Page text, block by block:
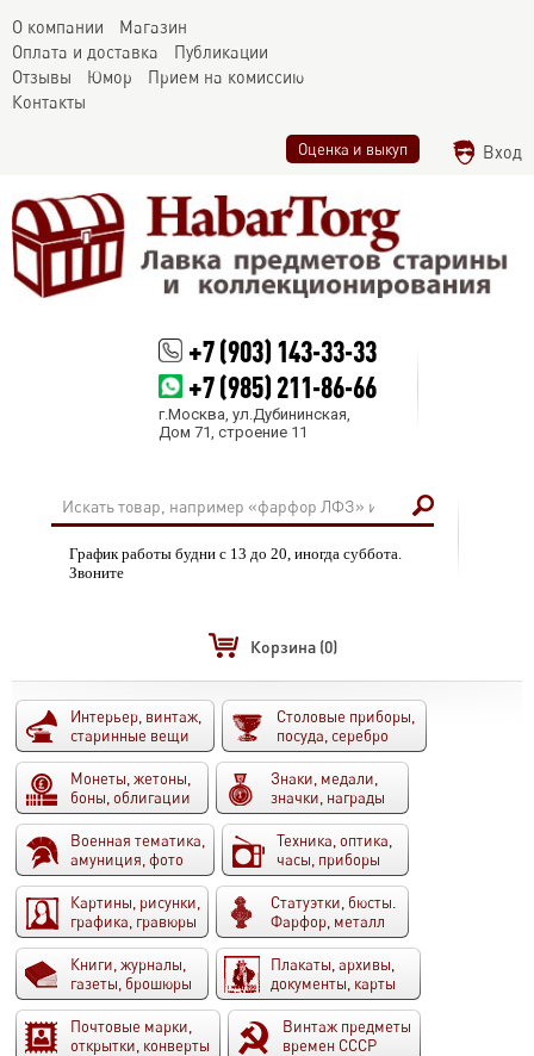
О компании
Магазин
Оплата и доставка
Публикации
Отзывы
Юмор
Прием на комиссию
Контакты
Оценка и выкуп Вход
+7 (903) 143-33-33
+7 (985) 211-86-66
г.Москва, ул.Дубининская,
Дом 71, строение 11
График работы будни с 13 до 20, иногда суббота.
Звоните
Корзина (0)
Интерьер, винтаж,
старинные вещи
Столовые приборы,
посуда, серебро
Монеты, жетоны,
боны, облигации
Знаки, медали,
значки, награды
Военная тематика,
амуниция, фото
Техника, оптика,
часы, приборы
Картины, рисунки,
графика, гравюры
Статуэтки, бюсты.
Фарфор, металл
Книги, журналы,
газеты, брошюры
Плакаты, архивы,
документы, карты
Почтовые марки,
открытки, конверты
Винтаж предметы
времен СССР